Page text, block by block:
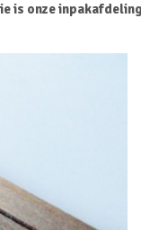
is onze